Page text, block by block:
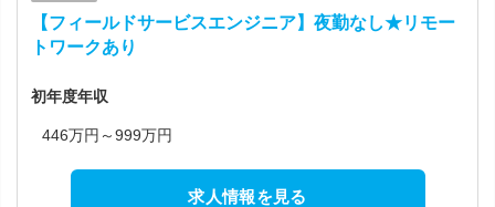
【フィールドサービスエンジニア】夜勤なし★リモー
トワークあり
初年度年収
446万円～999万円
求人情報を見る